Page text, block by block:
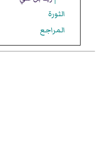
الثورة
المراجع